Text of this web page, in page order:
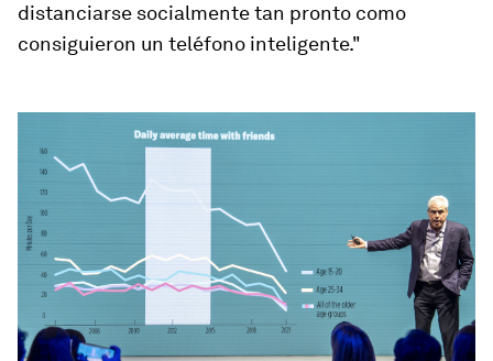
distanciarse socialmente tan pronto como
consiguieron un teléfono inteligente."